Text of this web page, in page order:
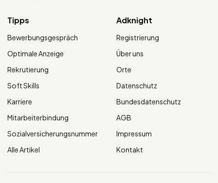
Tipps
Bewerbungsgespräch
Optimale Anzeige
Rekrutierung
Soft Skills
Karriere
Mitarbeiterbindung
Sozialversicherungsnummer
Alle Artikel
Adknight
Registrierung
Über uns
Orte
Datenschutz
Bundesdatenschutz
AGB
Impressum
Kontakt